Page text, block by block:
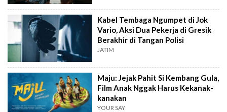
Kabel Tembaga Ngumpet di Jok
Vario, Aksi Dua Pekerja di Gresik
Berakhir di Tangan Polisi
JATIM
Maju: Jejak Pahit Si Kembang Gula,
Film Anak Nggak Harus Kekanak-
kanakan
YOUR SAY